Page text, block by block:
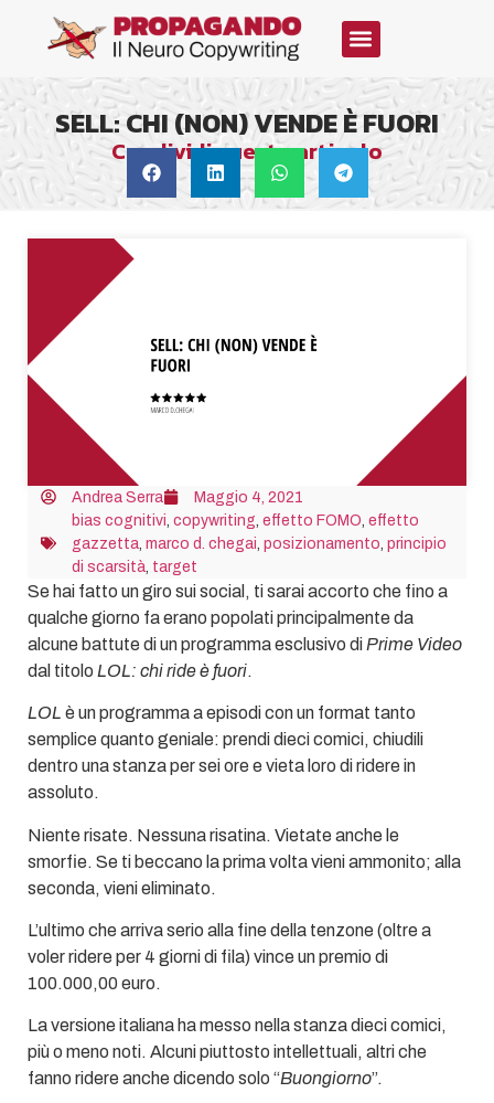
SELL: CHI (NON) VENDE È FUORI
Condividi questo articolo
Andrea Serra
Maggio 4, 2021
bias cognitivi copywriting effetto FOMO effetto
gazzetta marco d. chegai posizionamento principio
di scarsità target
Se hai fatto un giro sui social, ti sarai accorto che fino a
qualche giorno fa erano popolati principalmente da
alcune battute di un programma esclusivo di Prime Video
dal titolo LOL: chi ride è fuori.
LOL è un programma a episodi con un format tanto
semplice quanto geniale: prendi dieci comici, chiudili
dentro una stanza per sei ore e vieta loro di ridere in
assoluto.
Niente risate. Nessuna risatina. Vietate anche le
smorfie. Se ti beccano la prima volta vieni ammonito; alla
seconda, vieni eliminato.
L’ultimo che arriva serio alla fine della tenzone (oltre a
voler ridere per 4 giorni di fila) vince un premio di
100.000,00 euro.
La versione italiana ha messo nella stanza dieci comici,
più o meno noti. Alcuni piuttosto intellettuali, altri che
fanno ridere anche dicendo solo “Buongiorno”.